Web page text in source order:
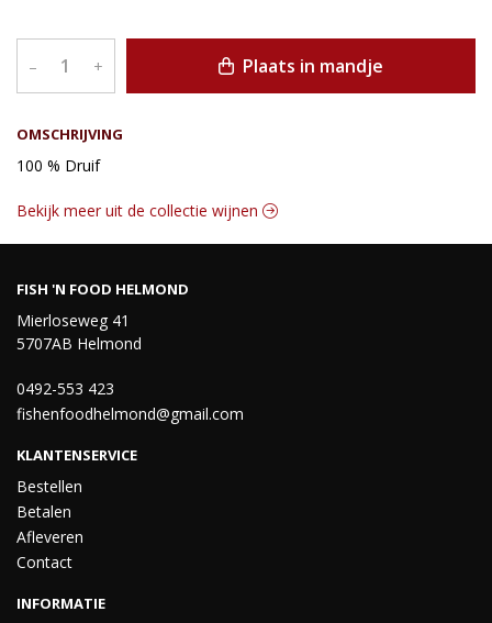
OMSCHRIJVING
100 % Druif
– + Plaats in mandje
Bekijk meer uit de collectie wijnen
FISH 'N FOOD HELMOND
Mierloseweg 41
5707AB Helmond
0492-553 423
fishenfoodhelmond@gmail.com
KLANTENSERVICE
Bestellen
Betalen
Afleveren
Contact
INFORMATIE